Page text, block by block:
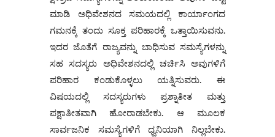
ಮಾಡಿ ಅಧಿವೇಶನದ ಸಮಯದಲ್ಲಿ ಕಾರ್ಯಾಂಗದ
ಗಮನಕ್ಕೆ ತಂದು ಸೂಕ್ತ ಪರಿಹಾರಕ್ಕೆ ಒತ್ತಾಯಿಸುವನು.
ಇದರ ಜೊತೆಗೆ ರಾಜ್ಯವನ್ನು ಬಾಧಿಸುವ ಸಮಸ್ಯೆಗಳನ್ನು
ಸಹ ಸದಸ್ಯರು ಅಧಿವೇಶನದಲ್ಲಿ ಚರ್ಚಿಸಿ ಅವುಗಳಿಗೆ
ಪರಿಹಾರ ಕಂಡುಕೊಳ್ಳಲು ಯತ್ನಿಸುವರು. ಈ
ವಿಷಯದಲ್ಲಿ ಸದಸ್ಯರುಗಳು ಪ್ರಶ್ನಾತೀತ ಮತ್ತು
ಪಕ್ಷಾತೀತವಾಗಿ ಹೋರಾಡಬೇಕು. ಆ ಮೂಲಕ
ಸಾರ್ವಜನಿಕ ಸಮಸ್ಯೆಗಳಿಗೆ ಧ್ವನಿಯಾಗಿ ನಿಲ್ಲಬೇಕು.